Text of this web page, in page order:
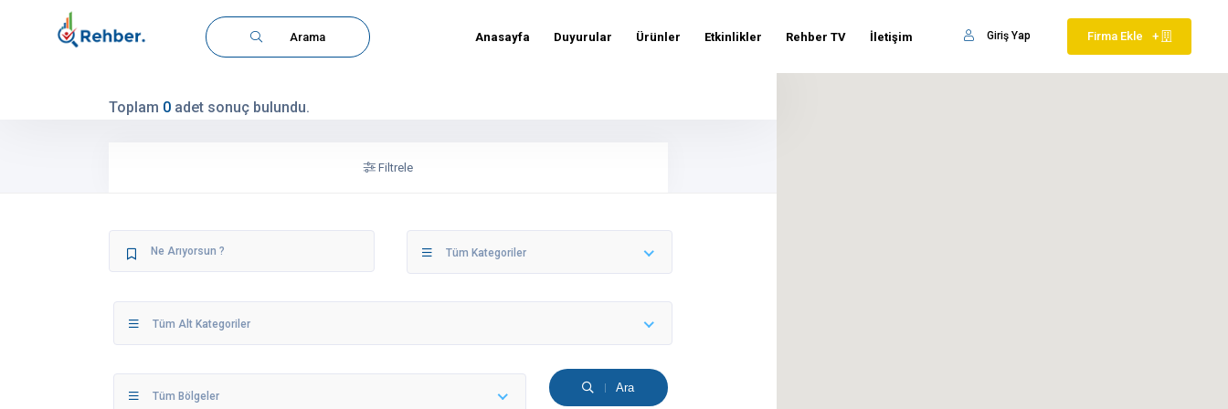
Arama Firma Ekle +
Giriş Yap
Anasayfa Duyurular Ürünler Etkinlikler Rehber TV İletişim
Toplam 0 adet sonuç bulundu.
Filtrele
Tüm Kategoriler
Tüm Alt Kategoriler
Tüm Bölgeler
Ara